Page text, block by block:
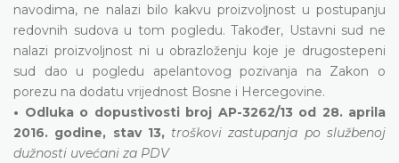
navodima, ne nalazi bilo kakvu proizvoljnost u postupanju
redovnih sudova u tom pogledu. Također, Ustavni sud ne
nalazi proizvoljnost ni u obrazloženju koje je drugostepeni
sud dao u pogledu apelantovog pozivanja na Zakon o
porezu na dodatu vrijednost Bosne i Hercegovine.
• Odluka o dopustivosti broj AP-3262/13 od 28. aprila
2016. godine, stav 13, troškovi zastupanja po službenoj
dužnosti uvećani za PDV